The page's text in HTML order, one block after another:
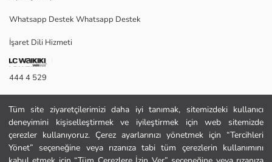
Tüm site ziyaretçilerimizi daha iyi tanımak, sitemizdeki kullanıcı
deneyimini kişiselleştirmek ve iyileştirmek için web sitemizde
çerezler kullanıyoruz. Çerez ayarlarınızı yönetmek için “Tercihleri
Yönet” seçeneğine veya rızanıza tabi tüm çerezlerin kullanımını
Satıcı:
Marka:
Cinsiyet:
Desen:
Burun Şekli:
Menşei:
Whatsapp Destek Whatsapp Destek
İşaret Dili Hizmeti
444 4 529
444 4 529
Yardım